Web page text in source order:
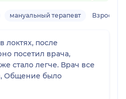
мануальный терапевт Взрослый
локтях, после
посетил врача,
Общение было